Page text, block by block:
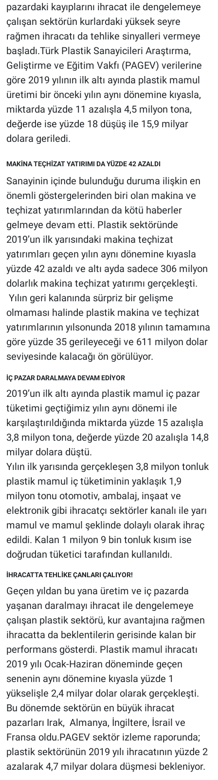
pazardaki kayıplarını ihracat ile dengelemeye
çalışan sektörün kurlardaki yüksek seyre
rağmen ihracatı da tehlike sinyalleri vermeye
başladı.Türk Plastik Sanayicileri Araştırma,
Geliştirme ve Eğitim Vakfı (PAGEV) verilerine
göre 2019 yılının ilk altı ayında plastik mamul
üretimi bir önceki yılın aynı dönemine kıyasla,
miktarda yüzde 11 azalışla 4,5 milyon tona,
değerde ise yüzde 18 düşüş ile 15,9 milyar
dolara geriledi.
MAKİNA TEÇHİZAT YATIRIMI DA YÜZDE 42 AZALDI
Sanayinin içinde bulunduğu duruma ilişkin en
önemli göstergelerinden biri olan makina ve
teçhizat yatırımlarından da kötü haberler
gelmeye devam etti. Plastik sektöründe
2019’un ilk yarısındaki makina teçhizat
yatırımları geçen yılın aynı dönemine kıyasla
yüzde 42 azaldı ve altı ayda sadece 306 milyon
dolarlık makina teçhizat yatırımı gerçekleşti.
Yılın geri kalanında sürpriz bir gelişme
olmaması halinde plastik makina ve teçhizat
yatırımlarının yılsonunda 2018 yılının tamamına
göre yüzde 35 gerileyeceği ve 611 milyon dolar
seviyesinde kalacağı ön görülüyor.
İÇ PAZAR DARALMAYA DEVAM EDİYOR
2019’un ilk altı ayında plastik mamul iç pazar
tüketimi geçtiğimiz yılın aynı dönemi ile
karşılaştırıldığında miktarda yüzde 15 azalışla
3,8 milyon tona, değerde yüzde 20 azalışla 14,8
milyar dolara düştü.
Yılın ilk yarısında gerçekleşen 3,8 milyon tonluk
plastik mamul iç tüketiminin yaklaşık 1,9
milyon tonu otomotiv, ambalaj, inşaat ve
elektronik gibi ihracatçı sektörler kanalı ile yarı
mamul ve mamul şeklinde dolaylı olarak ihraç
edildi. Kalan 1 milyon 9 bin tonluk kısım ise
doğrudan tüketici tarafından kullanıldı.
İHRACATTA TEHLİKE ÇANLARI ÇALIYOR!
Geçen yıldan bu yana üretim ve iç pazarda
yaşanan daralmayı ihracat ile dengelemeye
çalışan plastik sektörü, kur avantajına rağmen
ihracatta da beklentilerin gerisinde kalan bir
performans gösterdi. Plastik mamul ihracatı
2019 yılı Ocak-Haziran döneminde geçen
senenin aynı dönemine kıyasla yüzde 1
yükselişle 2,4 milyar dolar olarak gerçekleşti.
Bu dönemde sektörün en büyük ihracat
pazarları Irak, Almanya, İngiltere, İsrail ve
Fransa oldu.PAGEV sektör izleme raporunda;
plastik sektörünün 2019 yılı ihracatının yüzde 2
azalarak 4,7 milyar dolara düşmesi bekleniyor.